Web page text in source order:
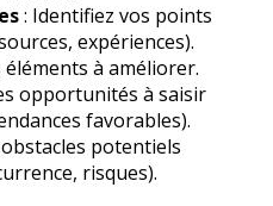
: Identifiez vos points
expériences).
éléments à améliorer.
opportunités à saisir
favorables).
potentiels
risques).